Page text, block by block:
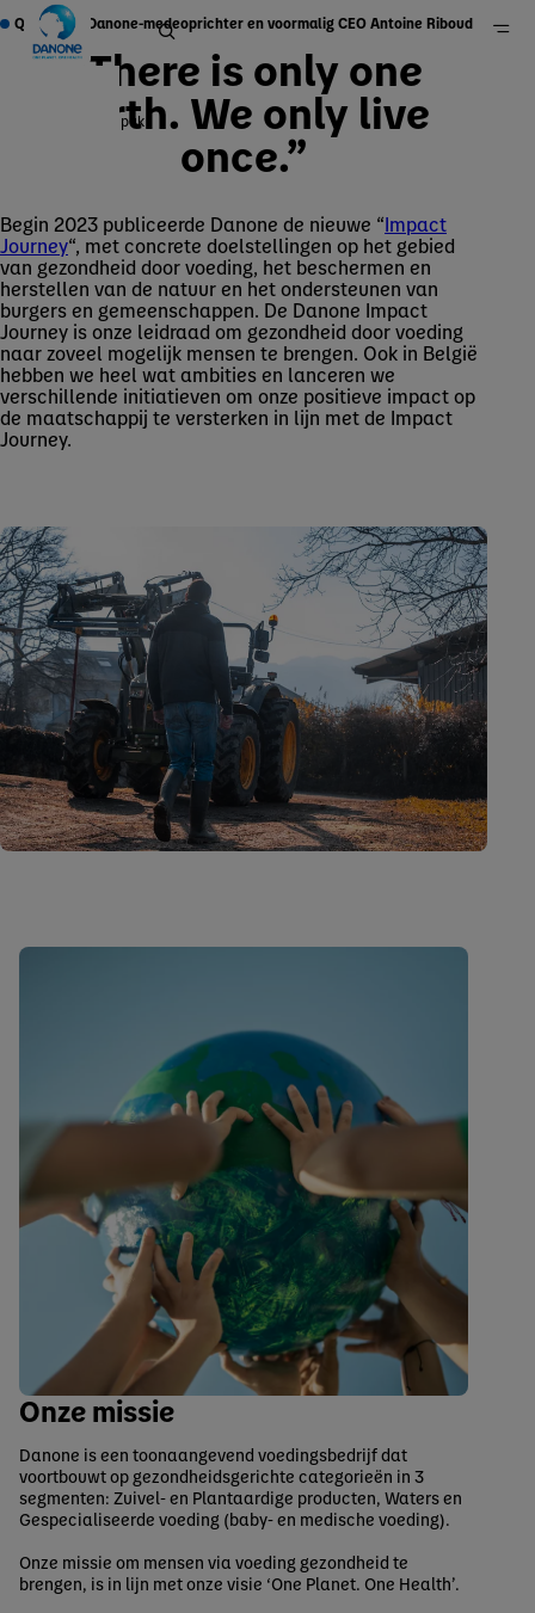
Onze aanpak
Quote van Danone-medeoprichter en voormalig CEO Antoine Riboud
“There is only one
Earth. We only live
once.”
Begin 2023 publiceerde Danone de nieuwe “Impact
Journey“, met concrete doelstellingen op het gebied
van gezondheid door voeding, het beschermen en
herstellen van de natuur en het ondersteunen van
burgers en gemeenschappen. De Danone Impact
Journey is onze leidraad om gezondheid door voeding
naar zoveel mogelijk mensen te brengen. Ook in België
hebben we heel wat ambities en lanceren we
verschillende initiatieven om onze positieve impact op
de maatschappij te versterken in lijn met de Impact
Journey.
Onze missie
Danone is een toonaangevend voedingsbedrijf dat
voortbouwt op gezondheidsgerichte categorieën in 3
segmenten: Zuivel- en Plantaardige producten, Waters en
Gespecialiseerde voeding (baby- en medische voeding).
Onze missie om mensen via voeding gezondheid te
brengen, is in lijn met onze visie ‘One Planet. One Health’.